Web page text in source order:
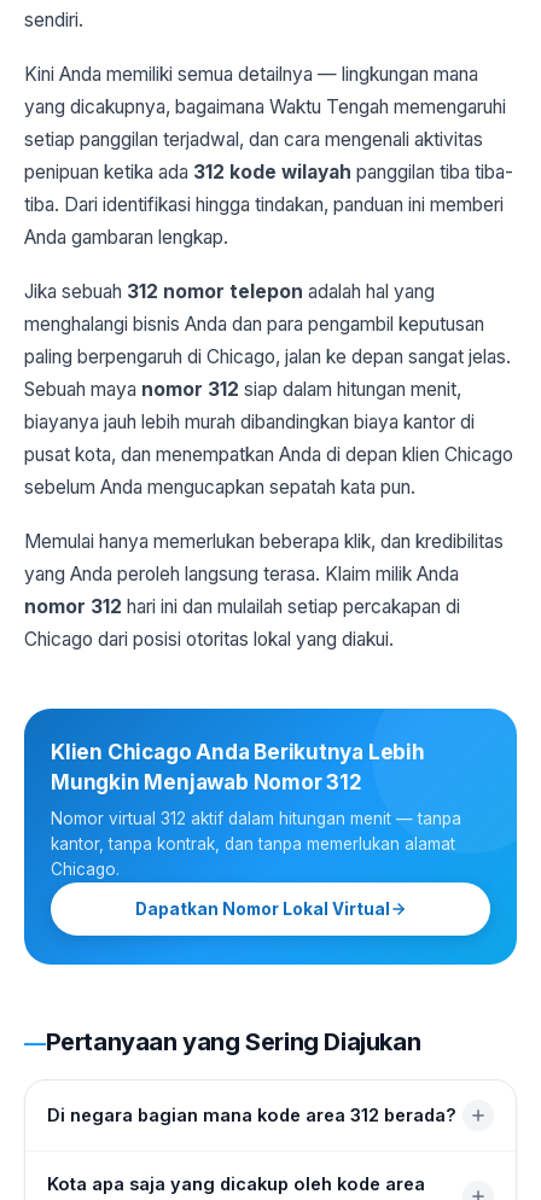
sendiri.
Kini Anda memiliki semua detailnya — lingkungan mana
yang dicakupnya, bagaimana Waktu Tengah memengaruhi
setiap panggilan terjadwal, dan cara mengenali aktivitas
penipuan ketika ada 312 kode wilayah panggilan tiba tiba-
tiba. Dari identifikasi hingga tindakan, panduan ini memberi
Anda gambaran lengkap.
Jika sebuah 312 nomor telepon adalah hal yang
menghalangi bisnis Anda dan para pengambil keputusan
paling berpengaruh di Chicago, jalan ke depan sangat jelas.
Sebuah maya nomor 312 siap dalam hitungan menit,
biayanya jauh lebih murah dibandingkan biaya kantor di
pusat kota, dan menempatkan Anda di depan klien Chicago
sebelum Anda mengucapkan sepatah kata pun.
Memulai hanya memerlukan beberapa klik, dan kredibilitas
yang Anda peroleh langsung terasa. Klaim milik Anda
nomor 312 hari ini dan mulailah setiap percakapan di
Chicago dari posisi otoritas lokal yang diakui.
Klien Chicago Anda Berikutnya Lebih
Mungkin Menjawab Nomor 312
Nomor virtual 312 aktif dalam hitungan menit — tanpa
kantor, tanpa kontrak, dan tanpa memerlukan alamat
Chicago.
Dapatkan Nomor Lokal Virtual
Pertanyaan yang Sering Diajukan
Di negara bagian mana kode area 312 berada?
Kode area 312 berada di Illinois, khusus melayani pusat
Kota apa saja yang dicakup oleh kode area